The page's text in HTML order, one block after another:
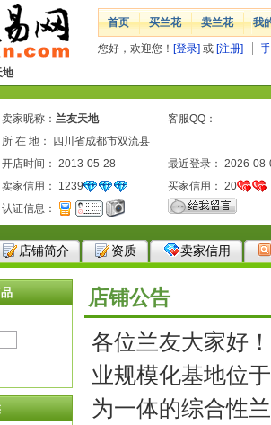
首页 买兰花 卖兰花 我
您好，欢迎您！ [登录] 或 [注册]
地
卖家昵称： 兰友天地
客服QQ：
所 在 地： 四川省成都市双流县
开店时间： 2013-05-28
最近登录： 2026-
卖家信用： 1239 买家信用： 20
认证信息：
店铺简介 资质 卖家信用
店铺公告
各位兰友大家好
业规模化基地位
为一体的综合性